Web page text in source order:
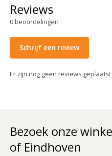
Reviews
0beoordelingen
Schrijf een review
Er zijn nog geen reviews
Bezoek onze
of Eindhoven